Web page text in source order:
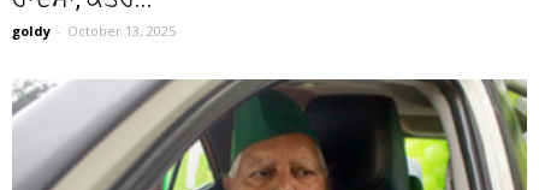
goldy - October 13, 2025